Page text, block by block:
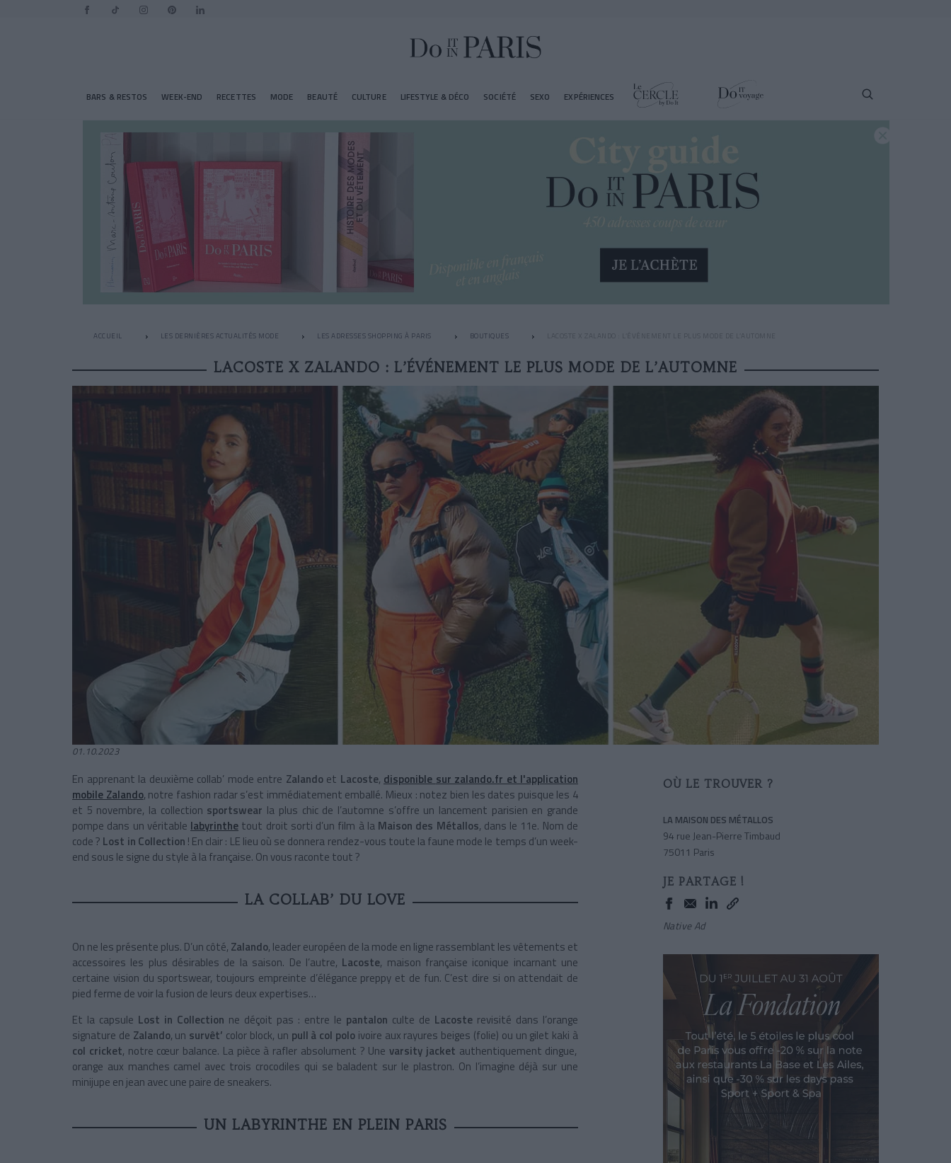
BARS & RESTOS WEEK-END RECETTES MODE BEAUTÉ CULTURE LIFESTYLE & DÉCO SOCIÉTÉ SEXO EXPÉRIENCES
ACCUEIL LES DERNIÈRES ACTUALITÉS MODE LES ADRESSES SHOPPING À PARIS BOUTIQUES LACOSTE X ZALANDO : L’ÉVÉNEMENT LE PLUS MODE DE L’AUTOMNE
LACOSTE X ZALANDO : L’ÉVÉNEMENT LE PLUS MODE DE L’AUTOMNE
01.10.2023
En apprenant la deuxième collab’ mode entre Zalando et Lacoste, disponible sur zalando.fr et l'application
mobile Zalando, notre fashion radar s’est immédiatement emballé. Mieux : notez bien les dates puisque les 4
et 5 novembre, la collection sportswear la plus chic de l’automne s’offre un lancement parisien en grande
pompe dans un véritable labyrinthe tout droit sorti d’un film à la Maison des Métallos, dans le 11e. Nom de
code ? Lost in Collection ! En clair : LE lieu où se donnera rendez-vous toute la faune mode le temps d’un week-
end sous le signe du style à la française. On vous raconte tout ?
LA COLLAB’ DU LOVE
On ne les présente plus. D’un côté, Zalando, leader européen de la mode en ligne rassemblant les vêtements et
accessoires les plus désirables de la saison. De l’autre, Lacoste, maison française iconique incarnant une
certaine vision du sportswear, toujours empreinte d’élégance preppy et de fun. C’est dire si on attendait de
pied ferme de voir la fusion de leurs deux expertises…
Et la capsule Lost in Collection ne déçoit pas : entre le pantalon culte de Lacoste revisité dans l’orange
signature de Zalando, un survêt’ color block, un pull à col poloivoire aux rayures beiges (folie) ou un gilet kaki à
col cricket, notre cœur balance. La pièce à rafler absolument ? Une varsity jacket authentiquement dingue,
orange aux manches camel avec trois crocodiles qui se baladent sur le plastron. On l’imagine déjà sur une
minijupe en jean avec une paire de sneakers.
UN LABYRINTHE EN PLEIN PARIS
OÙ LE TROUVER ?
LA MAISON DES MÉTALLOS
94 rue Jean-Pierre Timbaud
75011 Paris
JE PARTAGE !
Native Ad